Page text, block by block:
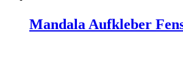
Mandala Aufkleber